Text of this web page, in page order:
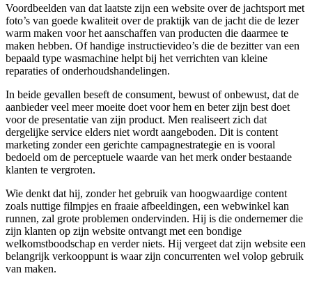
Voordbeelden van dat laatste zijn een website over de jachtsport met
foto’s van goede kwaliteit over de praktijk van de jacht die de lezer
warm maken voor het aanschaffen van producten die daarmee te
maken hebben. Of handige instructievideo’s die de bezitter van een
bepaald type wasmachine helpt bij het verrichten van kleine
reparaties of onderhoudshandelingen.
In beide gevallen beseft de consument, bewust of onbewust, dat de
aanbieder veel meer moeite doet voor hem en beter zijn best doet
voor de presentatie van zijn product. Men realiseert zich dat
dergelijke service elders niet wordt aangeboden. Dit is content
marketing zonder een gerichte campagnestrategie en is vooral
bedoeld om de perceptuele waarde van het merk onder bestaande
klanten te vergroten.
Wie denkt dat hij, zonder het gebruik van hoogwaardige content
zoals nuttige filmpjes en fraaie afbeeldingen, een webwinkel kan
runnen, zal grote problemen ondervinden. Hij is die ondernemer die
zijn klanten op zijn website ontvangt met een bondige
welkomstboodschap en verder niets. Hij vergeet dat zijn website een
belangrijk verkooppunt is waar zijn concurrenten wel volop gebruik
van maken.